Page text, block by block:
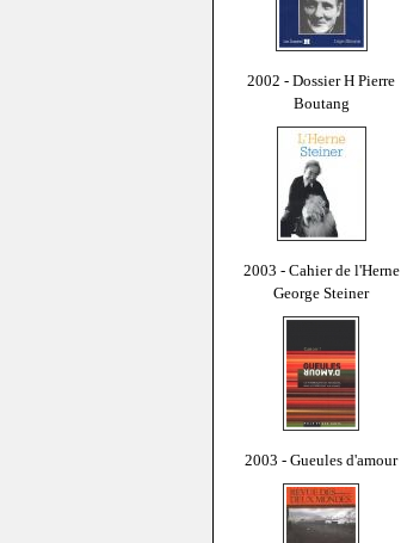
2002 - Dossier H Pierre
Boutang
2003 - Cahier de l'Herne
George Steiner
2003 - Gueules d'amour